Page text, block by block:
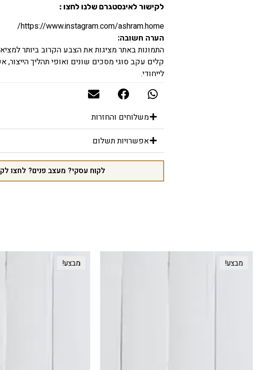
לקישור לאינסטגרם שלנו לחצו :
https://www.instagram.com/ashram.home/
הערה חשובה:
התמונות באתר מציגות את הצבע הקרוב ביותר
קלים עקב סוגי מסכים שונים ואופי תהליך הייצור,
לייחודי.
משלוחים והחזרות
אפשרויות תשלום
לקוח עסקי? מעצב פנים? לחצו
מבצע! מבצע!